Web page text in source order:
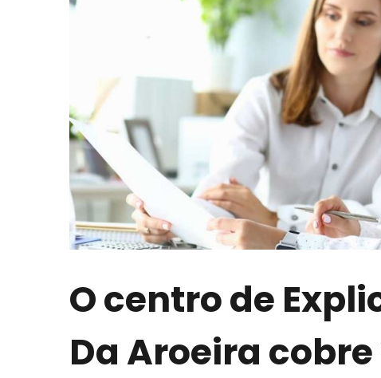
O centro de
Da Aroeira